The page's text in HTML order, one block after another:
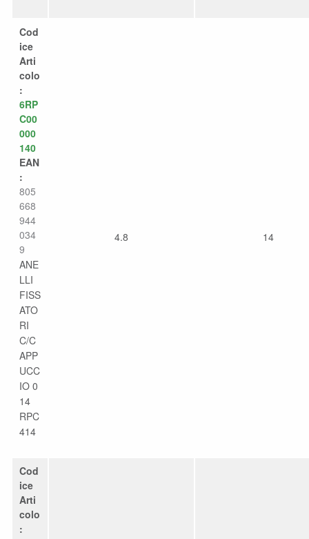
Cod
ice
Arti
colo
:
6RP
C00
000
140
EAN
:
805
668
944
034
9
ANE
LLI
FISS
ATO
RI
C/C
APP
UCC
IO 0
14
RPC
414
4.8 14
Cod
ice
Arti
colo
: